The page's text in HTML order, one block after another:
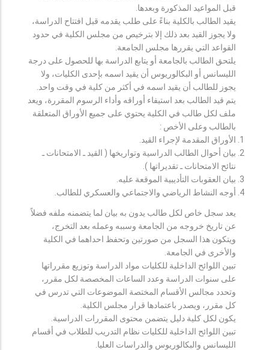
قبل المواعيد المذكورة وبعدها.
يقيد الطالب بالكلية بناءً على طلب يقدمه قبل افتتاح الدراسة،
ولا يجوز القيد بعد ذلك إلا بترخيص من مجلس الكلية في حدود
القواعد التي يقررها مجلس الجامعة.
يلتحق الطالب بالجامعة أو يتابع الدراسة بها للحصول على درجة
الليسانس أو البكالوريوس أن يقيد اسمه بإحدى الكليات، ولا
يجوز للطالب أن يقيد اسمه في أكثر من كلية في وقت واحد.
يتم قيد الطالب بعد استيفاء أوراقه وأداء الرسوم المقررة، ويعد
ملف لكل طالب في الكلية يحتوي على جميع الأوراق المتعلقة
بالطالب وعلى الأخص :
الأوراق المقدمة لإجراء القيد.
بيان أحوال الطالب الدراسية وتواريخها ( القيد ـ الامتحانات ـ
نتائح الامتحانات ـ تقديراتها ).
بيان العقوبات التأديبية الموقعة عليه.
أوجه النشاط الرياضي والاجتماعي والعسكري للطالب.
يعد سجل خاص لكل طالب يدون به بيان لما يتضمنه ملفه فضلاً
عن تاريخ خروجه من الجامعة وسببه وعمله بعد التخرج،
ويتكون هذا السجل من صورتين وتحفظ احداهما في الكلية
والأخرى في الجامعة.
تبين اللوائح الداخلية للكليات مواد الدراسة وتوزيع مقرراتها
على سنوات الدراسة وعدد الساعات المخصصة لكل مقرر،
وتحدد مجالس الأقسام المختصة الموضوعات التي تدرس في
كل مقرر، ويصدر باعتمادها قرار مجلس الكلية.
يكون لكل كلية دليل يتضمن محتوى المقررات الدراسية.
تبين اللوائح الداخلية للكليات نظام التدريب للطلاب في أقسام
الليسانس والبكالوريوس والدراسات العليا.